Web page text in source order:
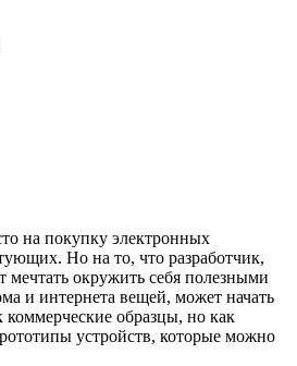
на покупку электронных
Но на то, что разработчик,
мечтать окружить себя полезными
и интернета вещей, может начать
коммерческие образцы, но как
устройств, которые можно